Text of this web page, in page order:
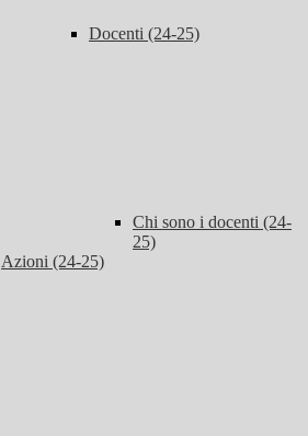
Docenti (24-25)
Chi sono i docenti (24-
25)
Azioni (24-25)